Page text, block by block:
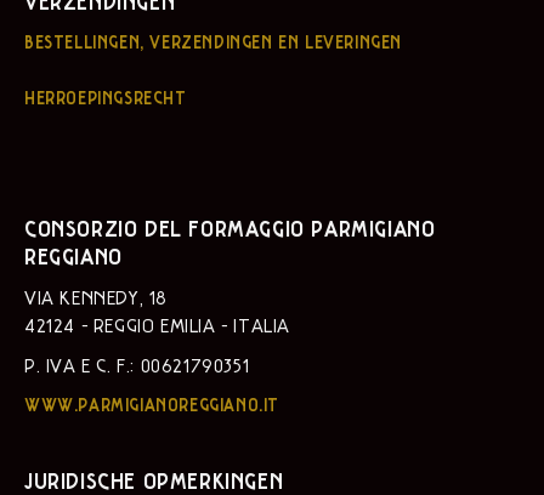
BESTELLINGEN, VERZENDINGEN EN LEVERINGEN
HERROEPINGSRECHT
CONSORZIO DEL FORMAGGIO PARMIGIANO
REGGIANO
VIA KENNEDY, 18
42124 - REGGIO EMILIA - ITALIA
P. IVA E C. F.: 00621790351
WWW.PARMIGIANOREGGIANO.IT
JURIDISCHE OPMERKINGEN